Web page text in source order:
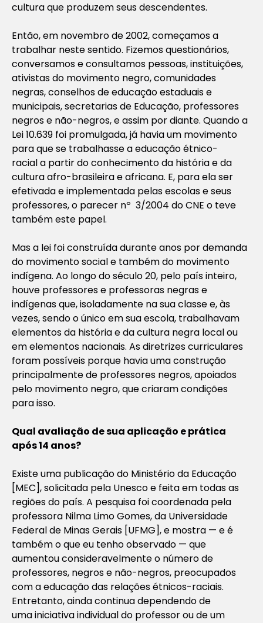
cultura que produzem seus descendentes.
Então, em novembro de 2002, começamos a
trabalhar neste sentido. Fizemos questionários,
conversamos e consultamos pessoas, instituições,
ativistas do movimento negro, comunidades
negras, conselhos de educação estaduais e
municipais, secretarias de Educação, professores
negros e não-negros, e assim por diante. Quando a
Lei 10.639 foi promulgada, já havia um movimento
para que se trabalhasse a educação étnico-
racial a partir do conhecimento da história e da
cultura afro-brasileira e africana. E, para ela ser
efetivada e implementada pelas escolas e seus
professores, o parecer nº 3/2004 do CNE o teve
também este papel.
Mas a lei foi construída durante anos por demanda
do movimento social e também do movimento
indígena. Ao longo do século 20, pelo país inteiro,
houve professores e professoras negras e
indígenas que, isoladamente na sua classe e, às
vezes, sendo o único em sua escola, trabalhavam
elementos da história e da cultura negra local ou
em elementos nacionais. As diretrizes curriculares
foram possíveis porque havia uma construção
principalmente de professores negros, apoiados
pelo movimento negro, que criaram condições
para isso.
Qual avaliação de sua aplicação e prática
após 14 anos?
Existe uma publicação do Ministério da Educação
[MEC], solicitada pela Unesco e feita em todas as
regiões do país. A pesquisa foi coordenada pela
professora Nilma Limo Gomes, da Universidade
Federal de Minas Gerais [UFMG], e mostra — e é
também o que eu tenho observado — que
aumentou consideravelmente o número de
professores, negros e não-negros, preocupados
com a educação das relações étnicos-raciais.
Entretanto, ainda continua dependendo de
uma iniciativa individual do professor ou de um